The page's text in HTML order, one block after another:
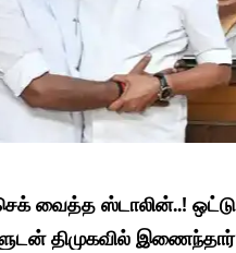
வைத்த ஸ்டாலின்..!
திமுகவில் இணைந்தார்